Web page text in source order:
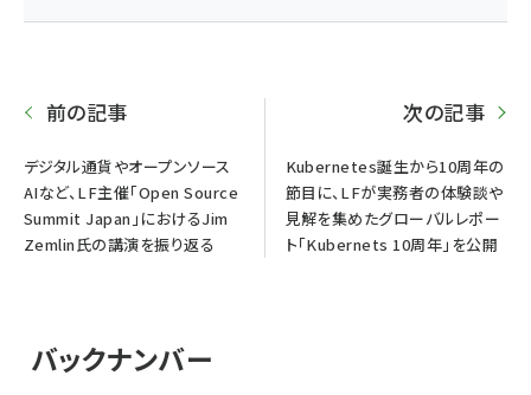
前の記事
デジタル通貨やオープンソース
AIなど、LF主催「Open Source
Summit Japan」におけるJim
Zemlin氏の講演を振り返る
次の記事
Kubernetes誕生から10周年の
節目に、LFが実務者の体験談や
見解を集めたグローバルレポー
ト「Kubernets 10周年」を公開
バックナンバー